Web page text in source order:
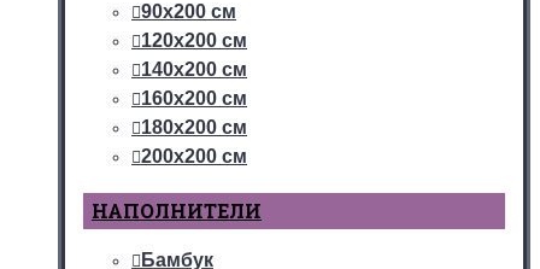
90х200 см
120х200 см
140х200 см
160х200 см
180х200 см
200х200 см
НАПОЛНИТЕЛИ
Бамбук